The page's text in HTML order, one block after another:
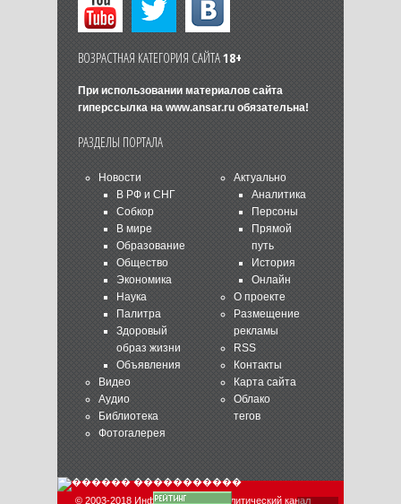
ВОЗРАСТНАЯ КАТЕГОРИЯ САЙТА18+
При использовании материалов сайта
гиперссылка на www.ansar.ruобязательна!
РАЗДЕЛЫ ПОРТАЛА
Новости
В РФ и СНГ
Собкор
В мире
Образование
Общество
Экономика
Наука
Палитра
Здоровый
образ жизни
Объявления
Видео
Аудио
Библиотека
Фотогалерея
Актуально
Аналитика
Персоны
Прямой
путь
История
Онлайн
О проекте
Размещение
рекламы
RSS
Контакты
Карта сайта
Облако
тегов
© 2003-2018 Информационно-аналитический канал